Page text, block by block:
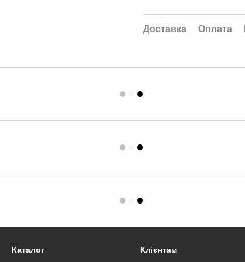
Доставка Оплата
Каталог Клієнтам